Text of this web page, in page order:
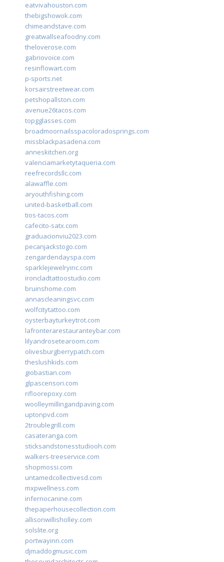
eatvivahouston.com
thebigshowok.com
chimeandstave.com
greatwallseafoodny.com
theloverose.com
gabriovoice.com
resinflowart.com
p-sports.net
korsairstreetwear.com
petshopallston.com
avenue26tacos.com
topgglasses.com
broadmoornailsspacoloradosprings.com
missblackpasadena.com
anneskitchen.org
valenciamarketytaqueria.com
reefrecordsllc.com
alawaffle.com
aryouthfishing.com
united-basketball.com
tios-tacos.com
cafecito-satx.com
graduacionviu2023.com
pecanjackstogo.com
zengardendayspa.com
sparklejewelryinc.com
ironcladtattoostudio.com
bruinshome.com
annascleaningsvc.com
wolfcitytattoo.com
oysterbayturkeytrot.com
lafronterarestauranteybar.com
lilyandrosetearoom.com
olivesburgberrypatch.com
theslushkids.com
giobastian.com
glpascensori.com
rifloorepoxy.com
woolleymillingandpaving.com
uptonpvd.com
2troublegrill.com
casateranga.com
sticksandstonesstudiooh.com
walkers-treeservice.com
shopmossi.com
untamedcollectivesd.com
mxpwellness.com
infernocanine.com
thepaperhousecollection.com
allisonwillisholley.com
solslite.org
portwayinn.com
djmaddogmusic.com